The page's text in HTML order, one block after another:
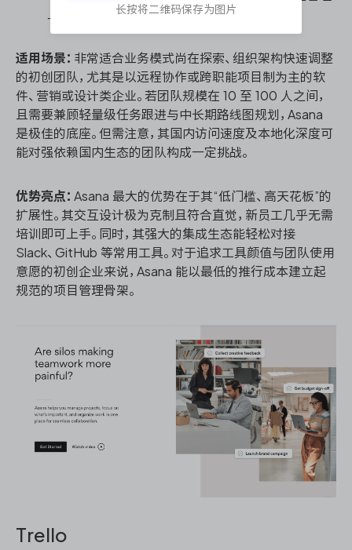
上的内耗，以系统算力替代人工跟进。
适用场景： 非常适合业务模式尚在探索、组织架构快速调整
的初创团队，尤其是以远程协作或跨职能项目制为主的软
件、营销或设计类企业。若团队规模在 10 至 100 人之间，
且需要兼顾轻量级任务跟进与中长期路线图规划，Asana
是极佳的底座。但需注意，其国内访问速度及本地化深度可
能对强依赖国内生态的团队构成一定挑战。
优势亮点： Asana 最大的优势在于其“低门槛、高天花板”的
扩展性。其交互设计极为克制且符合直觉，新员工几乎无需
培训即可上手。同时，其强大的集成生态能轻松对接
Slack、GitHub 等常用工具。对于追求工具颜值与团队使用
意愿的初创企业来说，Asana 能以最低的推行成本建立起
规范的项目管理骨架。
Trello
长按将二维码保存为图片